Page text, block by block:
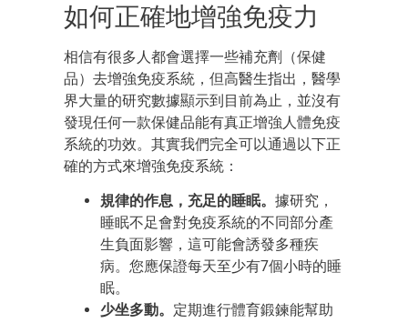
如何正確地增強免疫力
相信有很多人都會選擇一些補充劑（保健
品）去增強免疫系統，但高醫生指出，醫學
界大量的研究數據顯示到目前為止，並沒有
發現任何一款保健品能有真正增強人體免疫
系統的功效。其實我們完全可以通過以下正
確的方式來增強免疫系統：
規律的作息，充足的睡眠。 據研究，
睡眠不足會對免疫系統的不同部分產
生負面影響，這可能會誘發多種疾
病。您應保證每天至少有7個小時的睡
眠。
少坐多動。 定期進行體育鍛鍊能幫助